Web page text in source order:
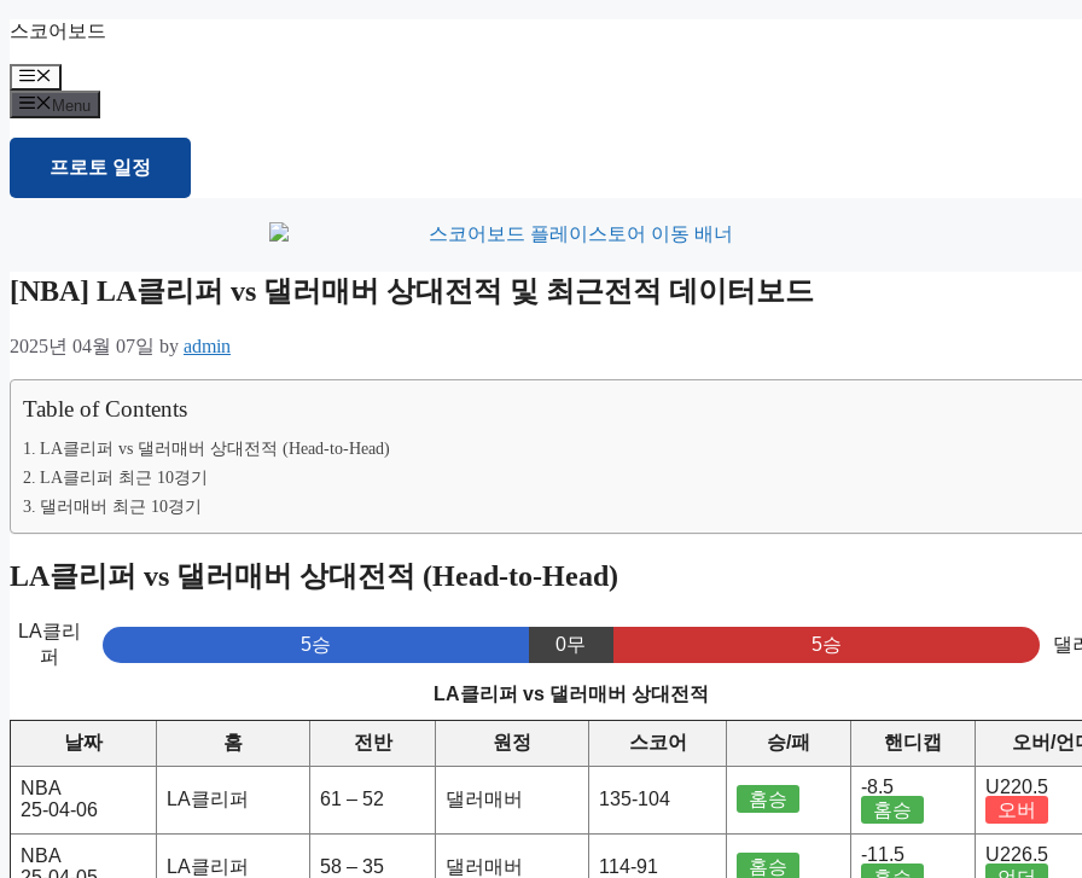
Skip
content
스코어보드
Menu
Menu
프로토 일정
[NBA] LA클리퍼 vs 댈러매버 상대전적 및 최근전적 데이터보드
2025년 04월 07일 by admin
Table of Contents
LA클리퍼 vs 댈러매버 상대전적 (Head-to-Head)
LA클리퍼 최근 10경기
댈러매버 최근 10경기
LA클리퍼 vs 댈러매버 상대전적 (Head-to-Head)
LA클리
퍼
5승 0무 5승 댈
LA클리퍼 vs 댈러매버 상대전적
날짜 홈 전반 원정 스코어 승/패 핸디캡 오버/언
NBA
25-04-06
LA클리퍼 61 – 52 댈러매버 135-104 홈승
-8.5
홈승
U220.5
오버
NBA
LA클리퍼 58 – 35 댈러매버 114-91 홈승
-11.5
U226.5